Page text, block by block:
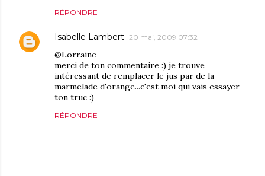
RÉPONDRE
Isabelle Lambert 20 mai, 2009 07:32
@Lorraine
merci de ton commentaire :) je trouve
intéressant de remplacer le jus par de la
marmelade d'orange...c'est moi qui vais essayer
ton truc :)
RÉPONDRE